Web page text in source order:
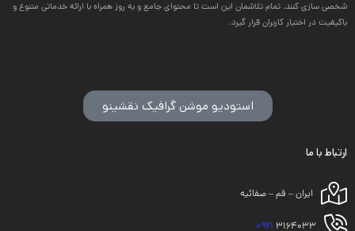
شخصی سازی کنند. تمام تلاشمان این است تا محتوای جامع و به روز همراه با ارائه خدماتی متنوع و
باکیفیت در اختیار کاربران قرار گیرد.
استودیو موشن گرافیک نقشینو
ارتباط با ما
ایران – قم – صفائیه
0921 3164033